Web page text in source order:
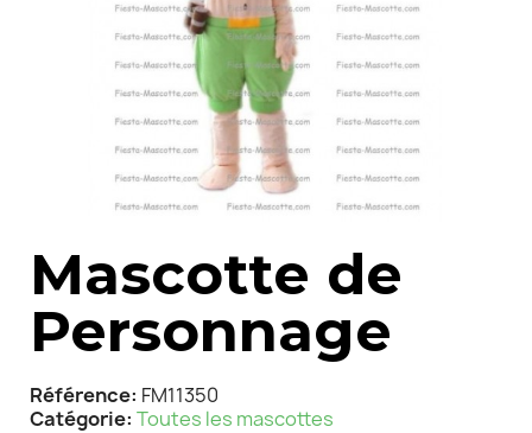
Mascotte de
Personnage
Référence FM11350
Catégorie Toutes les mascottes